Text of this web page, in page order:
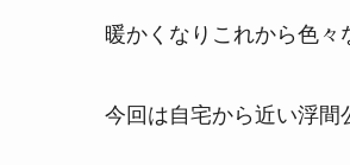
暖かくなりこれから色々
今回は自宅から近い浮間